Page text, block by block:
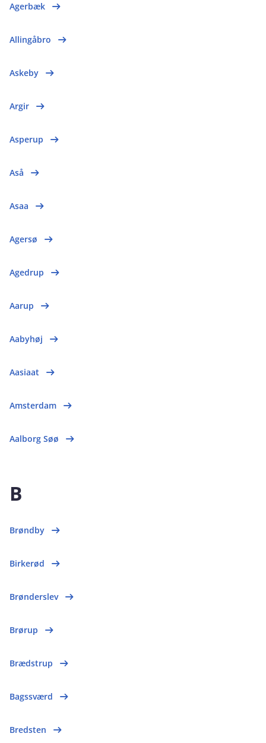
Agerbæk
Allingåbro
Askeby
Argir
Asperup
Aså
Asaa
Agersø
Agedrup
Aarup
Aabyhøj
Aasiaat
Amsterdam
Aalborg Søø
B
Brøndby
Birkerød
Brønderslev
Brørup
Brædstrup
Bagssværd
Bredsten